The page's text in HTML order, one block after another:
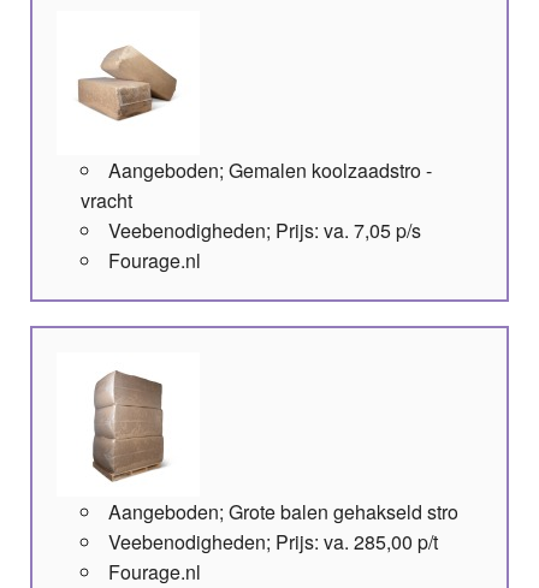
Aangeboden; Gemalen koolzaadstro -
vracht
Veebenodigheden; Prijs: va. 7,05 p/s
Fourage.nl
Aangeboden; Grote balen gehakseld stro
Veebenodigheden; Prijs: va. 285,00 p/t
Fourage.nl